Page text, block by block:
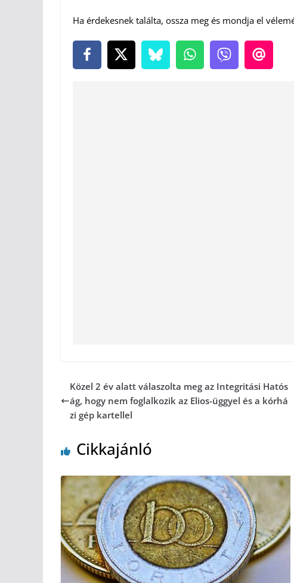
Ha érdekesnek találta, ossza meg és mondja el
Közel 2 év alatt válaszolta meg az Integritási Hatós
ág, hogy nem foglalkozik az Elios-üggyel és a kórhá
zi gép kartellel
Cikkajánló